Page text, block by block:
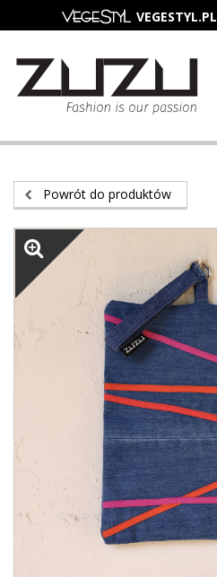
do
treści
VEGESTYL.PL
Powrót do produktów